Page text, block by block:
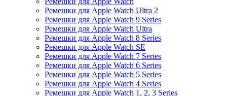
Ремешки для Apple Watch Ultra 2
Ремешки для Apple Watch 9 Series
Ремешки для Apple Watch Ultra
Ремешки для Apple Watch 8 Series
Ремешки для Apple Watch SE
Ремешки для Apple Watch 7 Series
Ремешки для Apple Watch 6 Series
Ремешки для Apple Watch 5 Series
Ремешки для Apple Watch 4 Series
Ремешки для Apple Watch 1, 2, 3 Series